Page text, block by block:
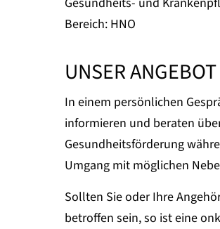
Bereich: HNO
UNSER ANGEBOT
In einem persönlichen
informieren und beraten
Gesundheitsförderung
Umgang mit möglichen
Sollten Sie oder Ihre
betroffen sein, so ist eine